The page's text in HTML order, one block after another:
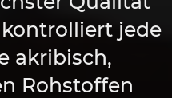
jede
akribisch,
Rohstoffen